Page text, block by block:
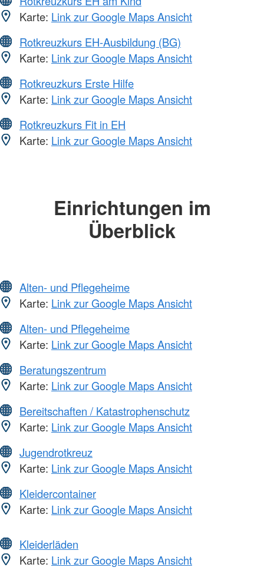
Karte: Link zur Google Maps Ansicht
Rotkreuzkurs EH-Ausbildung (BG)
Karte: Link zur Google Maps Ansicht
Rotkreuzkurs Erste Hilfe
Karte: Link zur Google Maps Ansicht
Rotkreuzkurs Fit in EH
Karte: Link zur Google Maps Ansicht
Einrichtungen im
Überblick
Alten- und Pflegeheime
Karte: Link zur Google Maps Ansicht
Alten- und Pflegeheime
Karte: Link zur Google Maps Ansicht
Beratungszentrum
Karte: Link zur Google Maps Ansicht
Bereitschaften / Katastrophenschutz
Karte: Link zur Google Maps Ansicht
Jugendrotkreuz
Karte: Link zur Google Maps Ansicht
Kleidercontainer
Karte: Link zur Google Maps Ansicht
Kleiderläden
Karte: Link zur Google Maps Ansicht